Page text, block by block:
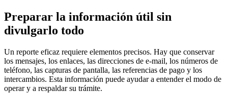
Preparar la información útil sin
divulgarlo todo
Un reporte eficaz requiere elementos precisos. Hay que conservar
los mensajes, los enlaces, las direcciones de e-mail, los números de
teléfono, las capturas de pantalla, las referencias de pago y los
intercambios. Esta información puede ayudar a entender el modo de
operar y a respaldar su trámite.